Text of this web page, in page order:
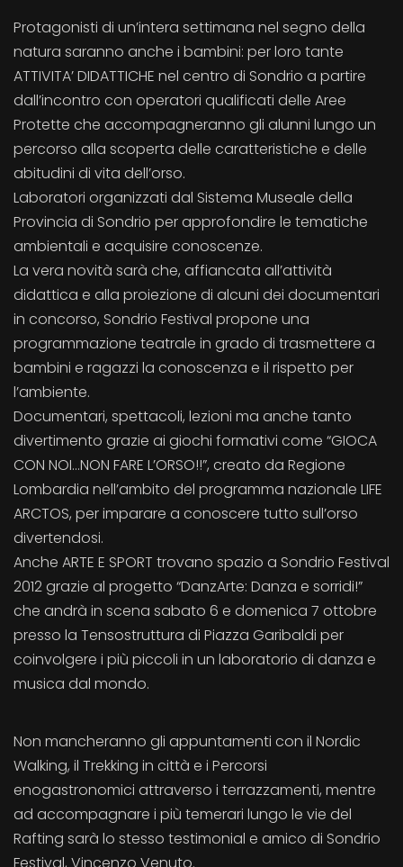
Protagonisti di un’intera settimana nel segno della
natura saranno anche i bambini: per loro tante
ATTIVITA’ DIDATTICHE nel centro di Sondrio a partire
dall’incontro con operatori qualificati delle Aree
Protette che accompagneranno gli alunni lungo un
percorso alla scoperta delle caratteristiche e delle
abitudini di vita dell’orso.
Laboratori organizzati dal Sistema Museale della
Provincia di Sondrio per approfondire le tematiche
ambientali e acquisire conoscenze.
La vera novità sarà che, affiancata all’attività
didattica e alla proiezione di alcuni dei documentari
in concorso, Sondrio Festival propone una
programmazione teatrale in grado di trasmettere a
bambini e ragazzi la conoscenza e il rispetto per
l’ambiente.
Documentari, spettacoli, lezioni ma anche tanto
divertimento grazie ai giochi formativi come “GIOCA
CON NOI…NON FARE L’ORSO!!”, creato da Regione
Lombardia nell’ambito del programma nazionale LIFE
ARCTOS, per imparare a conoscere tutto sull’orso
divertendosi.
Anche ARTE E SPORT trovano spazio a Sondrio Festival
2012 grazie al progetto “DanzArte: Danza e sorridi!”
che andrà in scena sabato 6 e domenica 7 ottobre
presso la Tensostruttura di Piazza Garibaldi per
coinvolgere i più piccoli in un laboratorio di danza e
musica dal mondo.
Non mancheranno gli appuntamenti con il Nordic
Walking, il Trekking in città e i Percorsi
enogastronomici attraverso i terrazzamenti, mentre
ad accompagnare i più temerari lungo le vie del
Rafting sarà lo stesso testimonial e amico di Sondrio